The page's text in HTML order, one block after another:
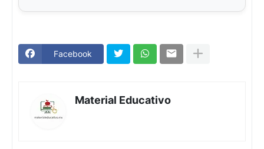
Facebook
Material Educativo